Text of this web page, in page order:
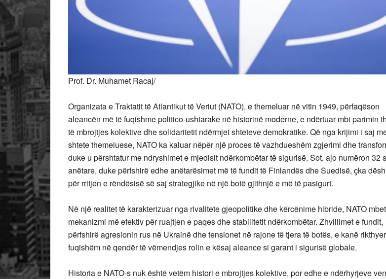
Prof. Dr. Muhamet Racaj/
Organizata e Traktatit të Atlantikut të Veriut (NATO), e themeluar në vitin 1949, përfaqëson
aleancën më të fuqishme politico-ushtarake në historinë moderne, e ndërtuar mbi parimin
të mbrojtjes kolektive dhe solidaritetit ndërmjet shteteve demokratike. Që nga krijimi i saj
shtete themeluese, NATO ka kaluar nëpër një proces të vazhdueshëm zgjerimi dhe
duke u përshtatur me ndryshimet e mjedisit ndërkombëtar të sigurisë. Sot, ajo numëron 32
anëtare, duke përfshirë edhe anëtarësimet më të fundit të Finlandës dhe Suedisë, çka
për rritjen e rëndësisë së saj strategjike në një botë gjithnjë e më të pasigurt.
Në një realitet të karakterizuar nga rivalitete gjeopolitike dhe kërcënime hibride, NATO
mekanizmi më efektiv për ruajtjen e paqes dhe stabilitetit ndërkombëtar. Zhvillimet e fundit,
përfshirë agresionin rus në Ukrainë dhe tensionet në rajone të tjera të botës, e kanë rikthyer
fuqishëm në qendër të vëmendjes rolin e kësaj aleance si garant i sigurisë globale.
Historia e NATO-s nuk është vetëm histori e mbrojtjes kolektive, por edhe e ndërhyrjeve